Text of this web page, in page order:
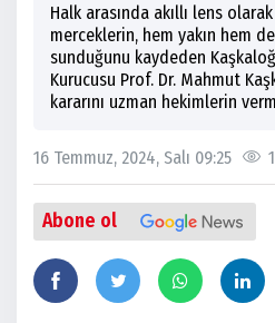
Halk arasında akıllı lens
merceklerin, hem yakın hem
sunduğunu kaydeden
Kurucusu Prof. Dr. Mahmut
kararını uzman hekimlerin
16 Temmuz, 2024, Salı 09:25
Abone ol